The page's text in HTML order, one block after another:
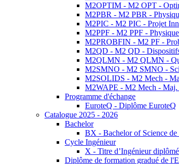
M2OPTIM - M2 OPT -
M2PBR - M2 PBR -
M2PIC - M2 PIC - Projet
M2PPF - M2 PPF -
M2PROBFIN - M2 PF -
M2QD - M2 QD -
M2QLMN - M2 QLMN -
M2SMNO - M2 SMNO -
M2SOLIDS - M2 Mech -
M2WAPE - M2 Mech - Maj.
Programme d'échange
EuroteQ - Diplôme EuroteQ
Catalogue 2025 - 2026
Bachelor
BX - Bachelor of Science
Cycle Ingénieur
X - Titre d’Ingénieur
Diplôme de formation gradué de